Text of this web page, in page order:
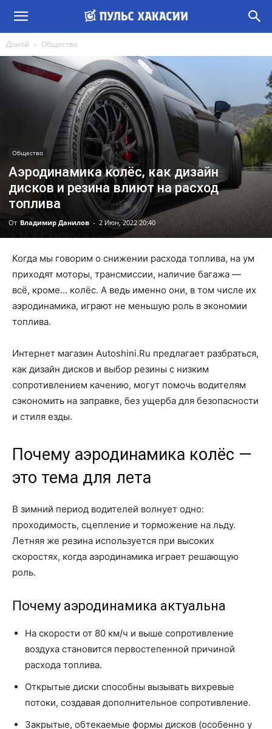
Домой Общество
Общество
Аэродинамика колёс, как дизайн
дисков и резина влиют на расход
топлива
От Владимир Данилов - 2 Июн, 2022 20:40
Когда мы говорим о снижении расхода топлива, на ум
приходят моторы, трансмиссии, наличие багажа —
всё, кроме… колёс. А ведь именно они, в том числе их
аэродинамика, играют не меньшую роль в экономии
топлива.
Интернет магазин Autoshini.Ru предлагает разбраться,
как дизайн дисков и выбор резины с низким
сопротивлением качению, могут помочь водителям
сэкономить на заправке, без ущерба для безопасности
и стиля езды.
Почему аэродинамика колёс —
это тема для лета
В зимний период водителей волнует одно:
проходимость, сцепление и торможение на льду.
Летняя же резина используется при высоких
скоростях, когда аэродинамика играет решающую
роль.
Почему аэродинамика актуальна
На скорости от 80 км/ч и выше сопротивление
воздуха становится первостепенной причиной
расхода топлива.
Открытые диски способны вызывать вихревые
потоки, создавая дополнительное сопротивление.
Закрытые, обтекаемые формы дисков (особенно у